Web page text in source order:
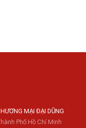
MẠI ĐẠI DŨNG
Phố Hồ Chí Minh